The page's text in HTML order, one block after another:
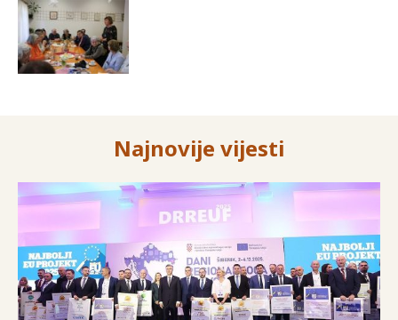
Najnovije vijesti